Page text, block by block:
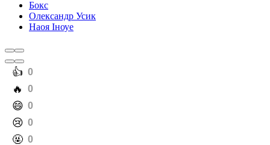
Бокс
Олександр Усик
Наоя Іноуе
️👍 0
️🔥 0
️😄 0
️😢 0
️🤬 0